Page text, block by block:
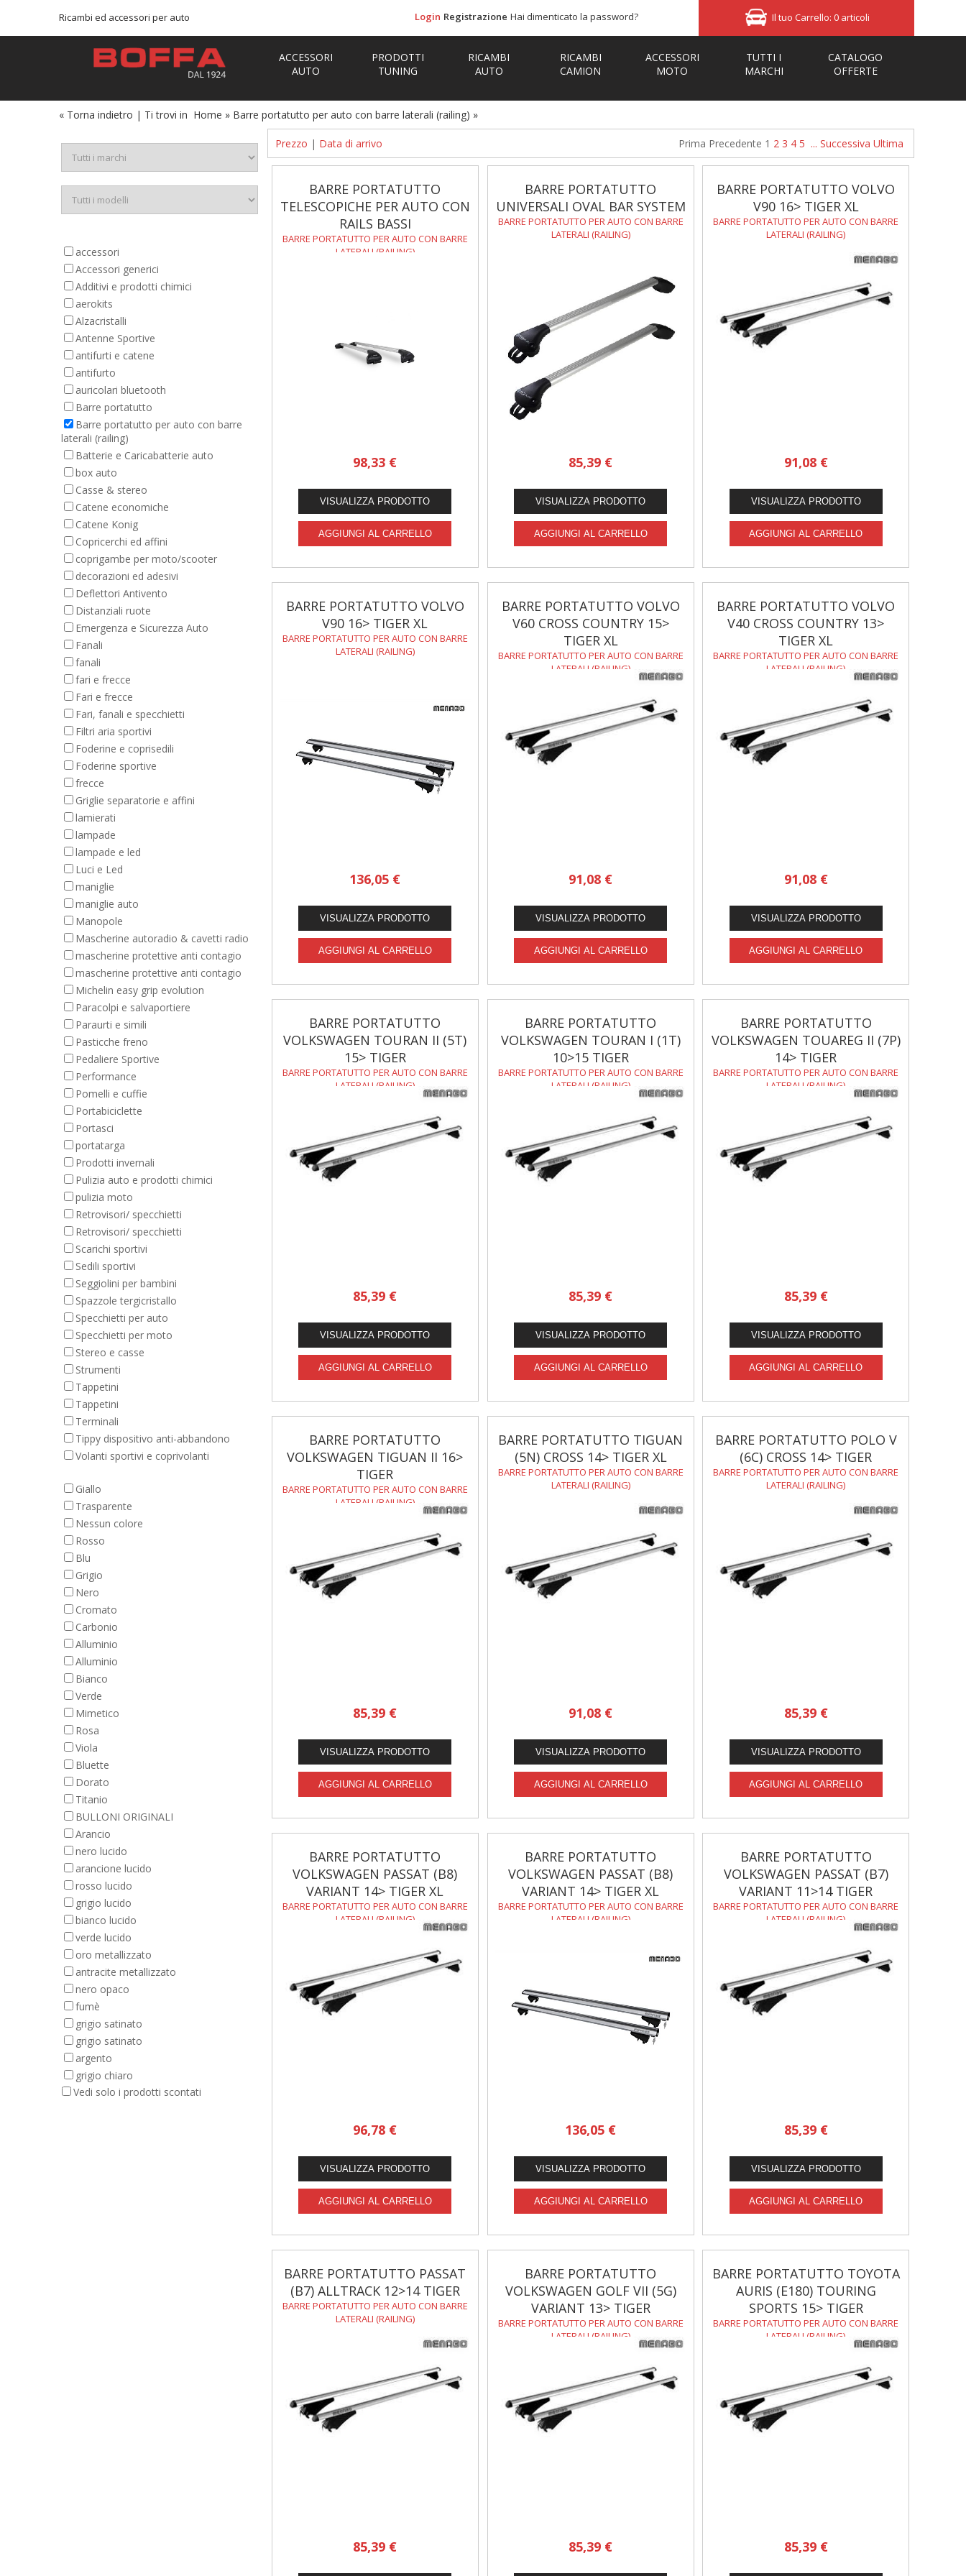
Ricambi ed accessori per auto Login Registrazione Hai dimenticato la password? Il tuo Carrello: 0 articoli
ACCESSORI
AUTO
PRODOTTI
TUNING
RICAMBI
AUTO
RICAMBI
CAMION
ACCESSORI
MOTO
TUTTI I
MARCHI
CATALOGO
OFFERTE
« Torna indietro | Ti trovi in Home » Barre portatutto per auto con barre laterali (railing) »
accessori
Accessori generici
Additivi e prodotti chimici
aerokits
Alzacristalli
Antenne Sportive
antifurti e catene
antifurto
auricolari bluetooth
Barre portatutto
Barre portatutto per auto con barre
laterali (railing)
Batterie e Caricabatterie auto
box auto
Casse & stereo
Catene economiche
Catene Konig
Copricerchi ed affini
coprigambe per moto/scooter
decorazioni ed adesivi
Deflettori Antivento
Distanziali ruote
Emergenza e Sicurezza Auto
Fanali
fanali
fari e frecce
Fari e frecce
Fari, fanali e specchietti
Filtri aria sportivi
Foderine e coprisedili
Foderine sportive
frecce
Griglie separatorie e affini
lamierati
lampade
lampade e led
Luci e Led
maniglie
maniglie auto
Manopole
Mascherine autoradio & cavetti radio
mascherine protettive anti contagio
mascherine protettive anti contagio
Michelin easy grip evolution
Paracolpi e salvaportiere
Paraurti e simili
Pasticche freno
Pedaliere Sportive
Performance
Pomelli e cuffie
Portabiciclette
Portasci
portatarga
Prodotti invernali
Pulizia auto e prodotti chimici
pulizia moto
Retrovisori/ specchietti
Retrovisori/ specchietti
Scarichi sportivi
Sedili sportivi
Seggiolini per bambini
Spazzole tergicristallo
Specchietti per auto
Specchietti per moto
Stereo e casse
Strumenti
Tappetini
Tappetini
Terminali
Tippy dispositivo anti-abbandono
Volanti sportivi e coprivolanti
Giallo
Trasparente
Nessun colore
Rosso
Blu
Grigio
Nero
Cromato
Carbonio
Alluminio
Alluminio
Bianco
Verde
Mimetico
Rosa
Viola
Bluette
Dorato
Titanio
BULLONI ORIGINALI
Arancio
nero lucido
arancione lucido
rosso lucido
grigio lucido
bianco lucido
verde lucido
oro metallizzato
antracite metallizzato
nero opaco
fumè
grigio satinato
grigio satinato
argento
grigio chiaro
Vedi solo i prodotti scontati
Prezzo | Data di arrivo Prima Precedente 1 2 3 4 5 ... Successiva Ultima
BARRE PORTATUTTO
TELESCOPICHE PER AUTO CON
RAILS BASSI
BARRE PORTATUTTO PER AUTO CON BARRE
LATERALI (RAILING)
98,33 €
BARRE PORTATUTTO
UNIVERSALI OVAL BAR SYSTEM
BARRE PORTATUTTO PER AUTO CON BARRE
LATERALI (RAILING)
85,39 €
BARRE PORTATUTTO VOLVO
V90 16> TIGER XL
BARRE PORTATUTTO PER AUTO CON BARRE
LATERALI (RAILING)
91,08 €
BARRE PORTATUTTO VOLVO
V90 16> TIGER XL
BARRE PORTATUTTO PER AUTO CON BARRE
LATERALI (RAILING)
136,05 €
BARRE PORTATUTTO VOLVO
V60 CROSS COUNTRY 15>
TIGER XL
BARRE PORTATUTTO PER AUTO CON BARRE
LATERALI (RAILING)
91,08 €
BARRE PORTATUTTO VOLVO
V40 CROSS COUNTRY 13>
TIGER XL
BARRE PORTATUTTO PER AUTO CON BARRE
LATERALI (RAILING)
91,08 €
BARRE PORTATUTTO
VOLKSWAGEN TOURAN II (5T)
15> TIGER
BARRE PORTATUTTO PER AUTO CON BARRE
LATERALI (RAILING)
85,39 €
BARRE PORTATUTTO
VOLKSWAGEN TOURAN I (1T)
10>15 TIGER
BARRE PORTATUTTO PER AUTO CON BARRE
LATERALI (RAILING)
85,39 €
BARRE PORTATUTTO
VOLKSWAGEN TOUAREG II (7P)
14> TIGER
BARRE PORTATUTTO PER AUTO CON BARRE
LATERALI (RAILING)
85,39 €
BARRE PORTATUTTO
VOLKSWAGEN TIGUAN II 16>
TIGER
BARRE PORTATUTTO PER AUTO CON BARRE
LATERALI (RAILING)
85,39 €
BARRE PORTATUTTO TIGUAN
(5N) CROSS 14> TIGER XL
BARRE PORTATUTTO PER AUTO CON BARRE
LATERALI (RAILING)
91,08 €
BARRE PORTATUTTO POLO V
(6C) CROSS 14> TIGER
BARRE PORTATUTTO PER AUTO CON BARRE
LATERALI (RAILING)
85,39 €
BARRE PORTATUTTO
VOLKSWAGEN PASSAT (B8)
VARIANT 14> TIGER XL
BARRE PORTATUTTO PER AUTO CON BARRE
LATERALI (RAILING)
96,78 €
BARRE PORTATUTTO
VOLKSWAGEN PASSAT (B8)
VARIANT 14> TIGER XL
BARRE PORTATUTTO PER AUTO CON BARRE
LATERALI (RAILING)
136,05 €
BARRE PORTATUTTO
VOLKSWAGEN PASSAT (B7)
VARIANT 11>14 TIGER
BARRE PORTATUTTO PER AUTO CON BARRE
LATERALI (RAILING)
85,39 €
BARRE PORTATUTTO PASSAT
(B7) ALLTRACK 12>14 TIGER
BARRE PORTATUTTO PER AUTO CON BARRE
LATERALI (RAILING)
85,39 €
BARRE PORTATUTTO
VOLKSWAGEN GOLF VII (5G)
VARIANT 13> TIGER
BARRE PORTATUTTO PER AUTO CON BARRE
LATERALI (RAILING)
85,39 €
BARRE PORTATUTTO TOYOTA
AURIS (E180) TOURING
SPORTS 15> TIGER
BARRE PORTATUTTO PER AUTO CON BARRE
LATERALI (RAILING)
85,39 €